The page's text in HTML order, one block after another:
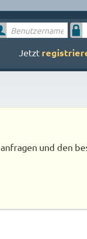
Jetzt
und den